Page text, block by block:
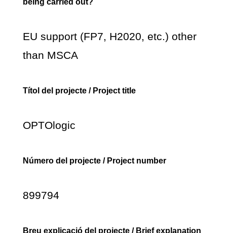
being carried out?
EU support (FP7, H2020, etc.) other
than MSCA
Títol del projecte / Project title
OPTOlogic
Número del projecte / Project number
899794
Breu explicació del projecte / Brief explanation